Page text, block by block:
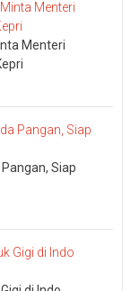
Menteri
Siap